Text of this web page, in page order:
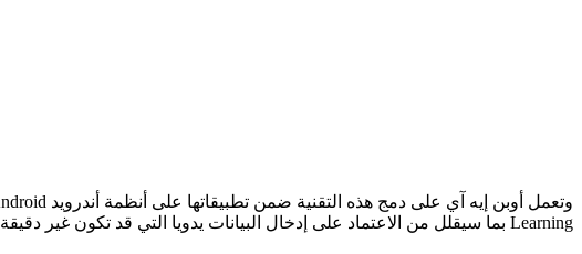
Learning بما سيقلل من الاعتماد على إدخال البيانات يدويا التي قد تكون غير دقيقة في بعض الأحيان.